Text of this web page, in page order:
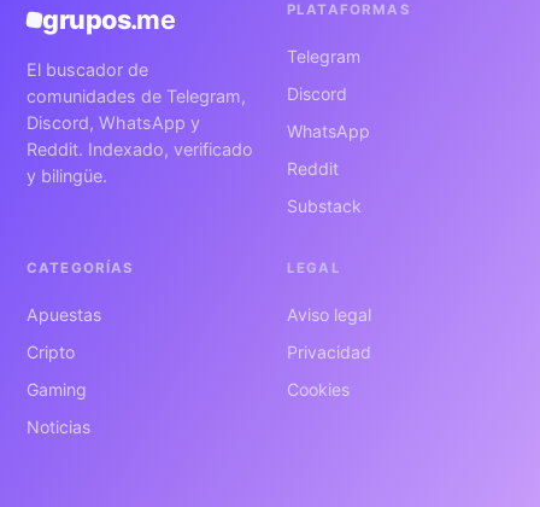
grupos.me
El buscador de
comunidades de Telegram,
Discord, WhatsApp y
Reddit. Indexado, verificado
y bilingüe.
PLATAFORMAS
Telegram
Discord
WhatsApp
Reddit
Substack
CATEGORÍAS
Apuestas
Cripto
Gaming
Noticias
LEGAL
Aviso legal
Privacidad
Cookies